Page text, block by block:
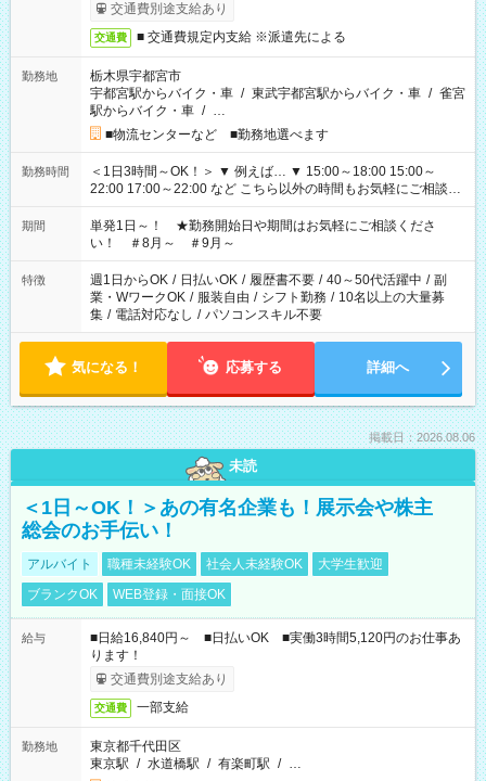
交通費別途支給あり
交通費 ■ 交通費規定内支給 ※派遣先による
勤務地
栃木県宇都宮市
宇都宮駅からバイク・車 / 東武宇都宮駅からバイク・車 / 雀宮
駅からバイク・車 / …
■物流センターなど ■勤務地選べます
勤務時間
＜1日3時間～OK！＞ ▼ 例えば… ▼ 15:00～18:00 15:00～
22:00 17:00～22:00 など こちら以外の時間もお気軽にご相談く
ださい！
期間
単発1日～！ ★勤務開始日や期間はお気軽にご相談くださ
い！ ＃8月～ ＃9月～
特徴 週1日からOK / 日払いOK / 履歴書不要 / 40～50代活躍中 / 副
業・WワークOK / 服装自由 / シフト勤務 / 10名以上の大量募
集 / 電話対応なし / パソコンスキル不要
気になる！ 応募する 詳細へ
掲載日：2026.08.06
未読
＜1日～OK！＞あの有名企業も！展示会や株主
総会のお手伝い！
アルバイト 職種未経験OK 社会人未経験OK
大学生歓迎
ブランクOK
WEB登録・面接OK
給与
■日給16,840円～ ■日払いOK ■実働3時間5,120円のお仕事あ
ります！
交通費別途支給あり
交通費 一部支給
勤務地
東京都千代田区
東京駅 / 水道橋駅 / 有楽町駅 / …